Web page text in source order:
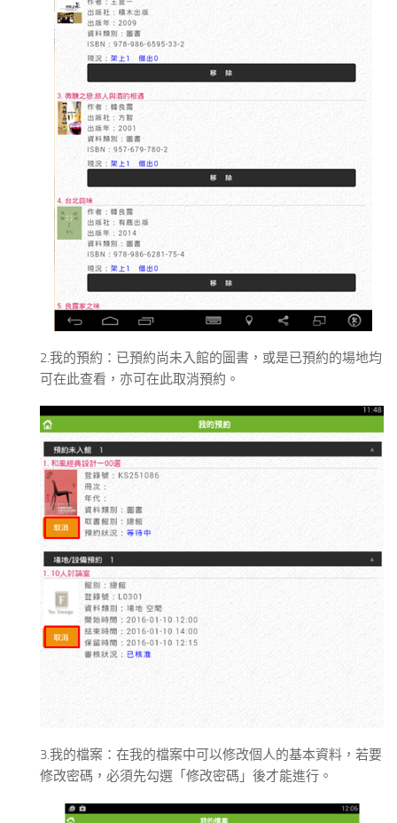
2.我的預約：已預約尚未入館的圖書，或是已預約的場地均
可在此查看，亦可在此取消預約。
3.我的檔案：在我的檔案中可以修改個人的基本資料，若要
修改密碼，必須先勾選「修改密碼」後才能進行。